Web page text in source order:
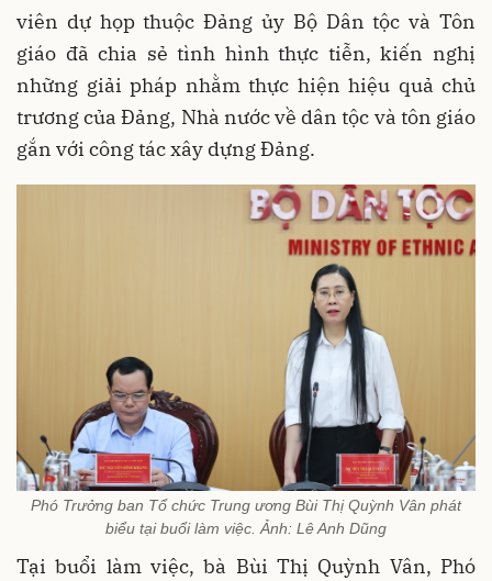
viên dự họp thuộc Đảng ủy Bộ Dân tộc và Tôn
giáo đã chia sẻ tình hình thực tiễn, kiến nghị
những giải pháp nhằm thực hiện hiệu quả chủ
trương của Đảng, Nhà nước về dân tộc và tôn giáo
gắn với công tác xây dựng Đảng.
Phó Trưởng ban Tổ chức Trung ương Bùi Thị Quỳnh Vân phát
biểu tại buổi làm việc. Ảnh: Lê Anh Dũng
Tại buổi làm việc, bà Bùi Thị Quỳnh Vân, Phó